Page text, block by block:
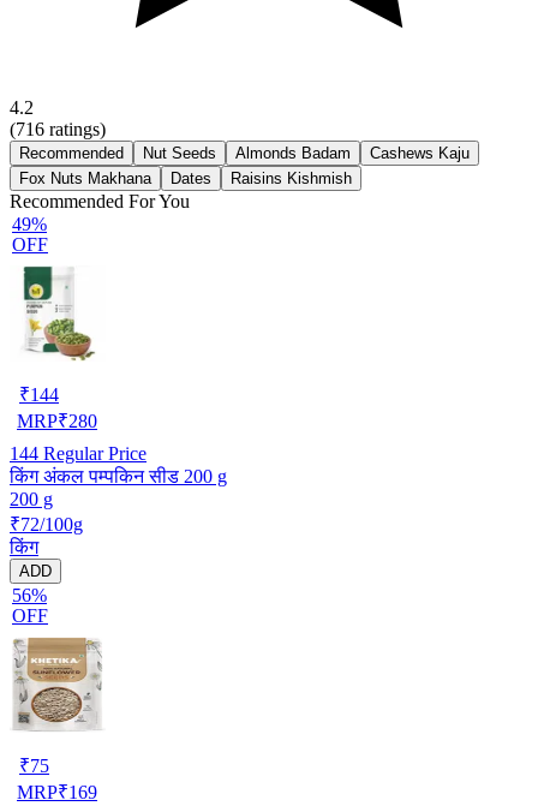
4.2
(716 ratings)
Recommended Nut Seeds Almonds Badam
Cashews Kaju
Fox Nuts Makhana
Dates Raisins Kishmish
Recommended For You
49%
OFF
₹144
MRP₹280
144 Regular Price
किंग अंकल पम्पकिन सीड 200 g
200 g
₹72/100g
किंग
ADD
56%
OFF
₹75
MRP₹169